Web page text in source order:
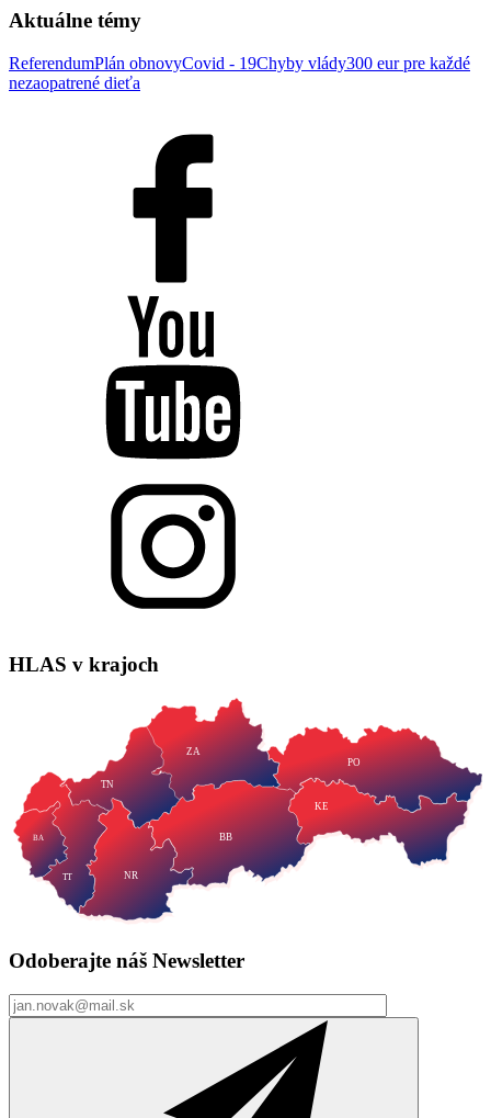
Aktuálne témy
ReferendumPlán obnovyCovid - 19Chyby vlády300 eur pre každé
nezaopatrené dieťa
HLAS v krajoch
TT NR
TN
ZA
BB
PO
KE
BA
Odoberajte náš Newsletter